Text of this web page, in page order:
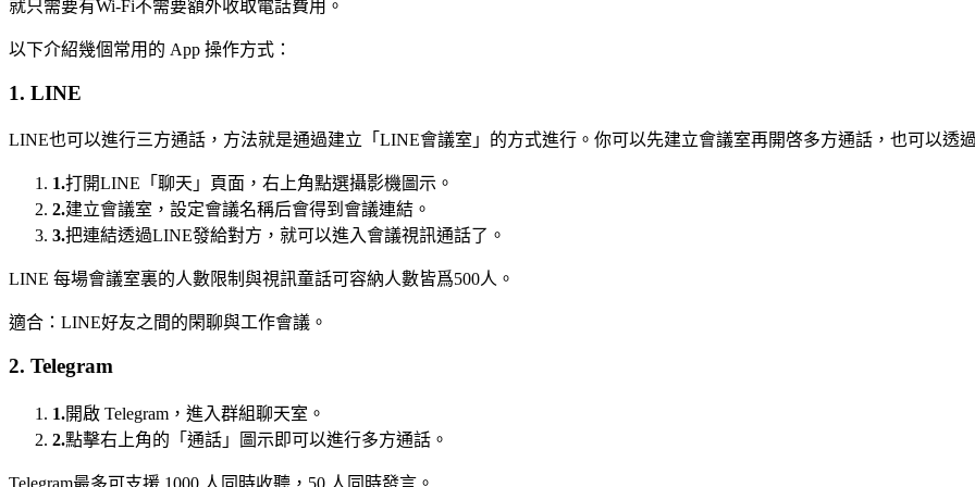
就只需要有Wi-Fi不需要額外收取電話費用。
以下介紹幾個常用的 App 操作方式：
1. LINE
LINE也可以進行三方通話，方法就是通過建立「LINE會議室」的方式進行。你可以先建立會議室再開啓多方通話，也可以透
1.打開LINE「聊天」頁面，右上角點選攝影機圖示。
2.建立會議室，設定會議名稱后會得到會議連結。
3.把連結透過LINE發給對方，就可以進入會議視訊通話了。
LINE 每場會議室裏的人數限制與視訊童話可容納人數皆爲500人。
適合：LINE好友之間的閑聊與工作會議。
2. Telegram
1.開啟 Telegram，進入群組聊天室。
2.點擊右上角的「通話」圖示即可以進行多方通話。
Telegram最多可支援 1000 人同時收聽，50 人同時發言。